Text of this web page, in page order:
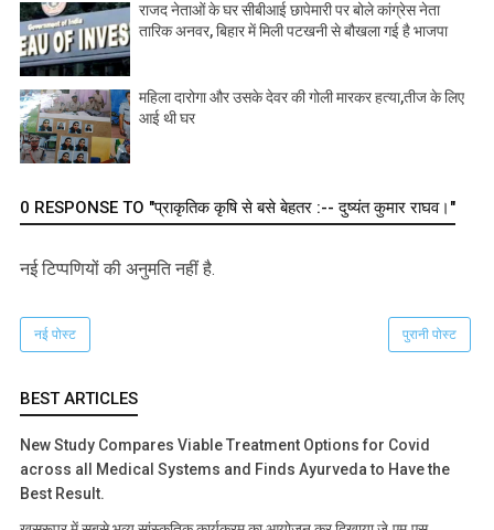
राजद नेताओं के घर सीबीआई छापेमारी पर बोले कांग्रेस नेता
तारिक अनवर, बिहार में मिली पटखनी से बौखला गई है भाजपा
महिला दारोगा और उसके देवर की गोली मारकर हत्या,तीज के लिए
आई थी घर
0 RESPONSE TO "प्राकृतिक कृषि से बसे बेहतर :-- दुष्यंत कुमार राघव।"
नई टिप्‍पणियों की अनुमति नहीं है.
नई पोस्ट पुरानी पोस्ट
BEST ARTICLES
New Study Compares Viable Treatment Options for Covid
across all Medical Systems and Finds Ayurveda to Have the
Best Result.